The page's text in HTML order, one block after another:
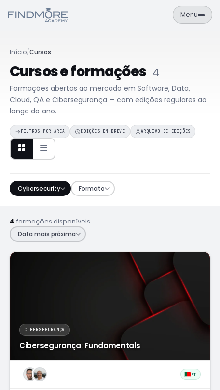
Menu
PT EN
Área de Aluno
NAVEGAÇÃO
Formações
Empresas
Sobre
Contactos
Cursos
Calendário
Próximas edições e datas de início
Formação com apoio do programa IEFP
SÓ PARA COLABORADORES
Inglês e Francês reservados ao ecossistema Findmore
Formação intensiva em QA e testes de software
Layer8 Bootcamp
Bootcamp de cibersegurança e ethical hacking
Início/Cursos
Cursos e formações 4
Formações abertas ao mercado em Software, Data,
Cloud, QA e Cibersegurança — com edições regulares ao
longo do ano.
FILTROS POR ÁREA EDIÇÕES EM BREVE ARQUIVO DE EDIÇÕES
Cybersecurity Formato
4 formações disponíveis
Data mais próxima
CIBERSEGURANÇA
Cibersegurança: Fundamentals
PT